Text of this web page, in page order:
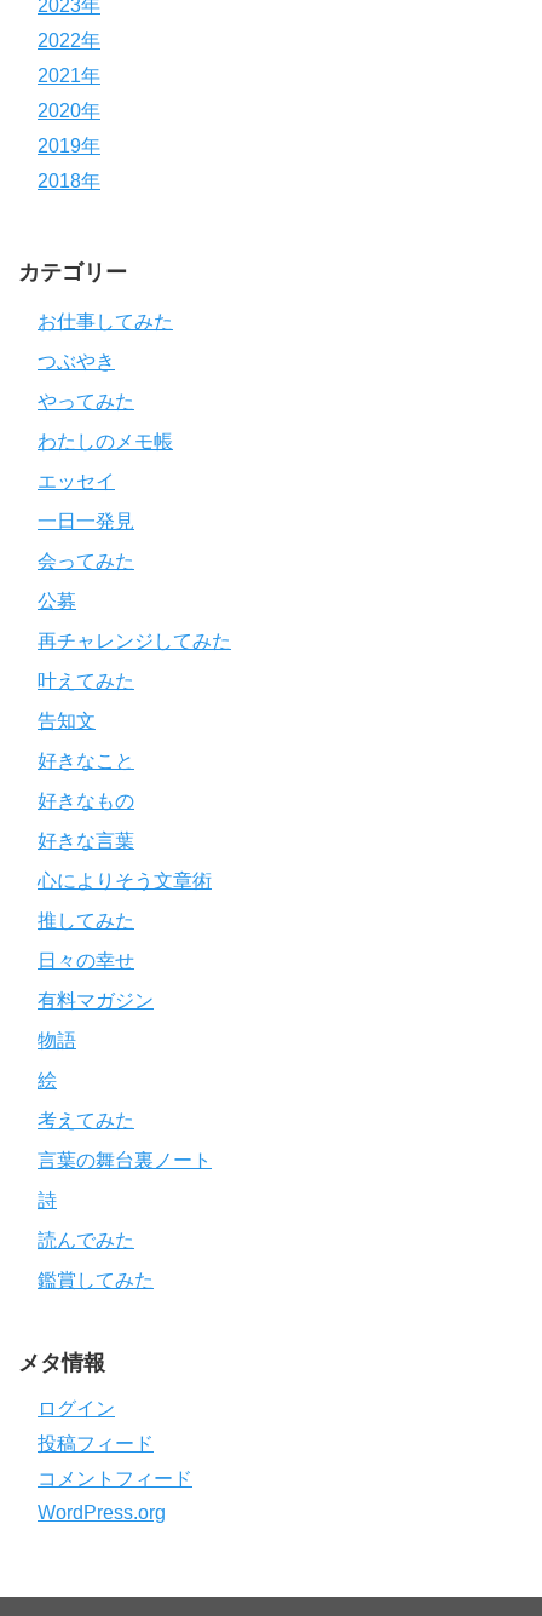
2023年
2022年
2021年
2020年
2019年
2018年
カテゴリー
お仕事してみた
つぶやき
やってみた
わたしのメモ帳
エッセイ
一日一発見
会ってみた
公募
再チャレンジしてみた
叶えてみた
告知文
好きなこと
好きなもの
好きな言葉
心によりそう文章術
推してみた
日々の幸せ
有料マガジン
物語
絵
考えてみた
言葉の舞台裏ノート
詩
読んでみた
鑑賞してみた
メタ情報
ログイン
投稿フィード
コメントフィード
WordPress.org